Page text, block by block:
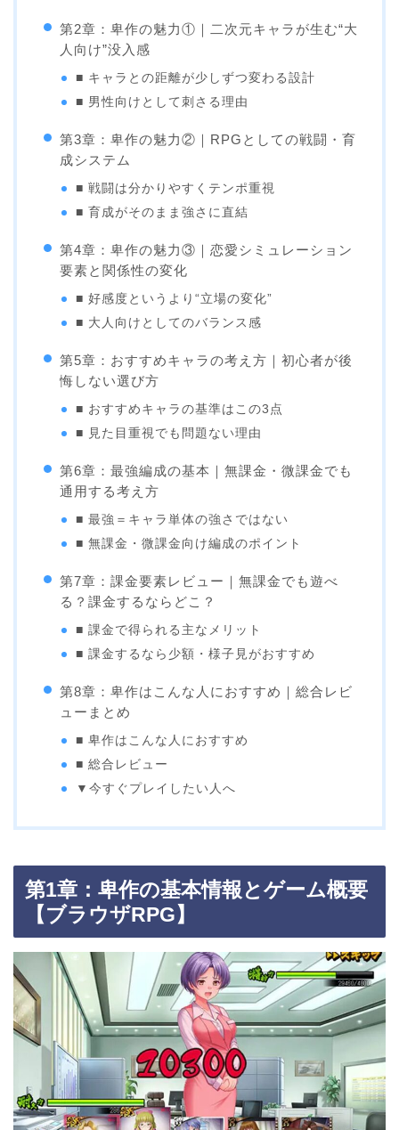
第2章：卑作の魅力①｜二次元キャラが生む“大
人向け”没入感
■ キャラとの距離が少しずつ変わる設計
■ 男性向けとして刺さる理由
第3章：卑作の魅力②｜RPGとしての戦闘・育
成システム
■ 戦闘は分かりやすくテンポ重視
■ 育成がそのまま強さに直結
第4章：卑作の魅力③｜恋愛シミュレーション
要素と関係性の変化
■ 好感度というより“立場の変化”
■ 大人向けとしてのバランス感
第5章：おすすめキャラの考え方｜初心者が後
悔しない選び方
■ おすすめキャラの基準はこの3点
■ 見た目重視でも問題ない理由
第6章：最強編成の基本｜無課金・微課金でも
通用する考え方
■ 最強＝キャラ単体の強さではない
■ 無課金・微課金向け編成のポイント
第7章：課金要素レビュー｜無課金でも遊べ
る？課金するならどこ？
■ 課金で得られる主なメリット
■ 課金するなら少額・様子見がおすすめ
第8章：卑作はこんな人におすすめ｜総合レビ
ューまとめ
■ 卑作はこんな人におすすめ
■ 総合レビュー
▼今すぐプレイしたい人へ
第1章：卑作の基本情報とゲーム概要
【ブラウザRPG】